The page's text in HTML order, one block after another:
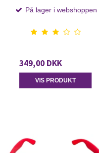
På lager i webshoppen
349,00 DKK
VIS PRODUKT